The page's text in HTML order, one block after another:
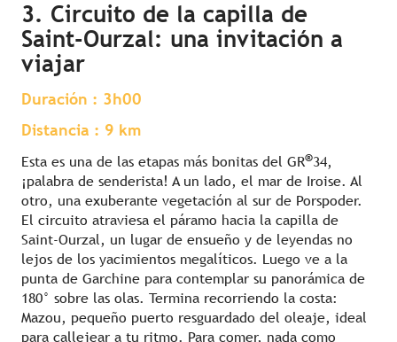
3. Circuito de la capilla de
Saint-Ourzal: una invitación a
viajar
Duración : 3h00
Distancia : 9 km
Esta es una de las etapas más bonitas del GR®34,
¡palabra de senderista! A un lado, el mar de Iroise. Al
otro, una exuberante vegetación al sur de Porspoder.
El circuito atraviesa el páramo hacia la capilla de
Saint-Ourzal, un lugar de ensueño y de leyendas no
lejos de los yacimientos megalíticos. Luego ve a la
punta de Garchine para contemplar su panorámica de
180° sobre las olas. Termina recorriendo la costa:
Mazou, pequeño puerto resguardado del oleaje, ideal
para callejear a tu ritmo. Para comer, nada como